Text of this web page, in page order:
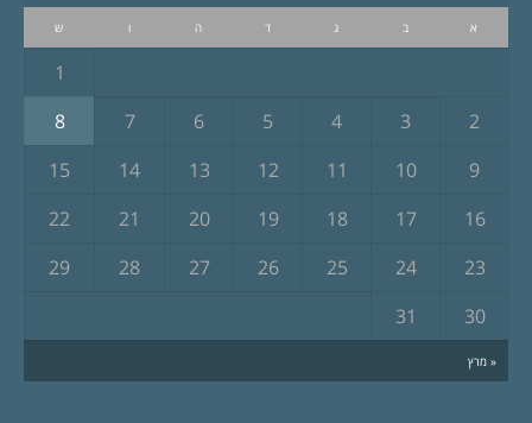
א ב ג ד ה ו ש
« מרץ
1
2
3
4
5
6
7
8
9
10
11
12
13
14
15
16
17
18
19
20
21
22
23
24
25
26
27
28
29
30
31